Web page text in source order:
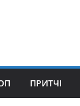
ПРИТЧІ